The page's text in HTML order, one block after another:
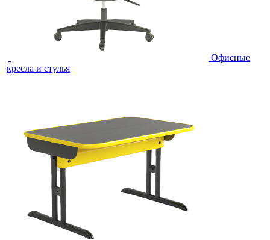
Офисные
кресла и стулья